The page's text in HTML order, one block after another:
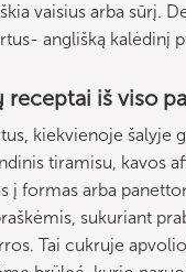
vaisius arba sūrį.
anglišką kalėdinį
receptai iš viso
kiekvienoje šalyje
tiramisu, kavos
į formas arba
sukuriant
Tai cukruje